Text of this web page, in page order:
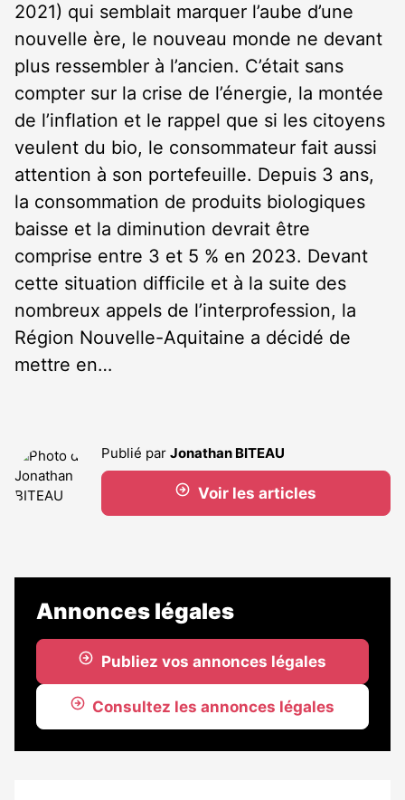
2021) qui semblait marquer l’aube d’une
nouvelle ère, le nouveau monde ne devant
plus ressembler à l’ancien. C’était sans
compter sur la crise de l’énergie, la montée
de l’inflation et le rappel que si les citoyens
veulent du bio, le consommateur fait aussi
attention à son portefeuille. Depuis 3 ans,
la consommation de produits biologiques
baisse et la diminution devrait être
comprise entre 3 et 5 % en 2023. Devant
cette situation difficile et à la suite des
nombreux appels de l’interprofession, la
Région Nouvelle-Aquitaine a décidé de
mettre en…
Publié par Jonathan BITEAU
Voir les articles
Annonces légales
Publiez vos annonces légales
Consultez les annonces légales